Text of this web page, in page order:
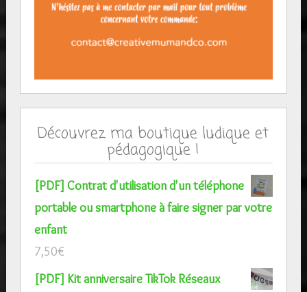
Découvrez ma boutique ludique et
pédagogique !
[PDF] Contrat d'utilisation d'un téléphone
portable ou smartphone à faire signer par votre
enfant
7,50€
[PDF] Kit anniversaire TikTok Réseaux